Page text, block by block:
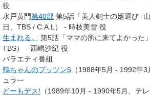
役
水戸黄門第40部 第5話「美人剣士の婿選び -
日、TBS / C.A.L） - 時枝美雪 役
生まれる。
第5話「ママの所に来てよかった
TBS） - 西嶋沙紀 役
バラエティ番組
鶴ちゃんのプッツン5 （1988年5月 - 1992年
ュラー
どーもデス! （1989年10月 - 1990年5月、テ